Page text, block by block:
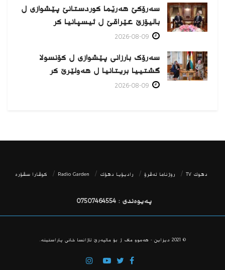
سەرۆکێ هەرێما کوردستانێ پێشوازی ل
بالیۆزێ عێراقێ ل ئیسپانیا كر
سەرۆک بارزانی پێشوازی ل کۆنسولا
گشتییا بریتانیا ل هەولێرێ كر
دھوك TV روژناما ئەڤرۆ رادیۆیا دهۆك Radio Garden كوڤارا سڤۆره‌
پەیوەندی : 07507464554
© 2021 دیزاین - هه‌موو ماف ژ بۆ مالپه‌رێ ئاژانسا خانی پاراستینه‌.